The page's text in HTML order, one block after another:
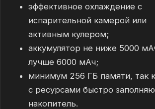
эффективное охлаждение с
испарительной камерой или
активным кулером;
аккумулятор не ниже 5000
лучше 6000 мАч;
минимум 256 ГБ памяти, так
с ресурсами быстро
накопитель.